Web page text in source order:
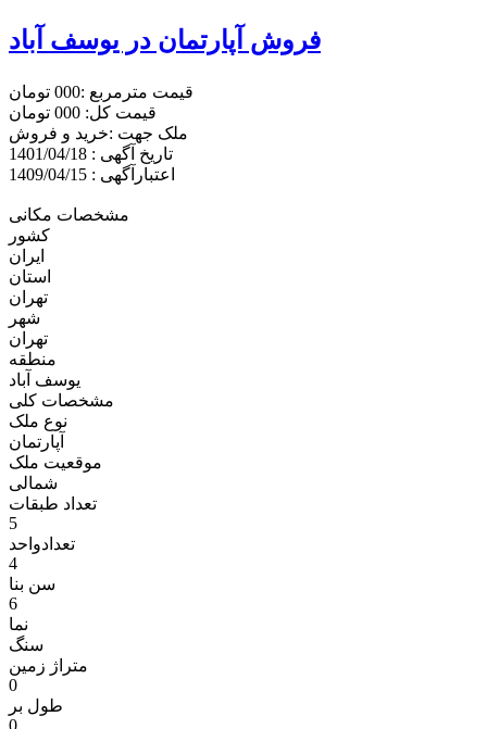
فروش آپارتمان در یوسف آباد
قیمت مترمربع :000 تومان
قیمت کل: 000 تومان
ملک جهت :خريد و فروش
تاریخ آگهی : 1401/04/18
اعتبارآگهی : 1409/04/15
مشخصات مکانی
کشور
ایران
استان
تهران
شهر
تهران
منطقه
یوسف آباد
مشخصات کلی
نوع ملک
آپارتمان
موقعیت ملک
شمالی
تعداد طبقات
5
تعدادواحد
4
سن بنا
6
نما
سنگ
متراژ زمين
0
طول بر